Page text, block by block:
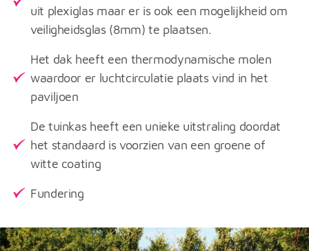
uit plexiglas maar er is ook een mogelijkheid om
veiligheidsglas (8mm) te plaatsen.
Het dak heeft een thermodynamische molen
waardoor er luchtcirculatie plaats vind in het
paviljoen
De tuinkas heeft een unieke uitstraling doordat
het standaard is voorzien van een groene of
witte coating
Fundering